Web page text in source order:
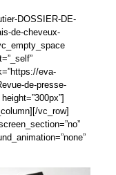
DOSSIER-DE-
de-cheveux-
eva-
de-presse-
vc_row]